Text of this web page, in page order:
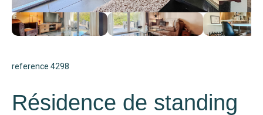
Notre City Guide
reference 4298
Résidence de standing